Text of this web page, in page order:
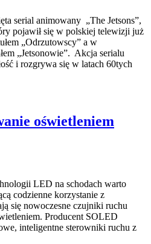
serial animowany „The Jetsons”,
pojawił się w polskiej telewizji już
„Odrzutowscy” a w
„Jetsonowie”. Akcja serialu
i rozgrywa się w latach 60tych
oświetleniem
LED na schodach warto
codzienne korzystanie z
się nowoczesne czujniki ruchu
Producent SOLED
inteligentne sterowniki ruchu z